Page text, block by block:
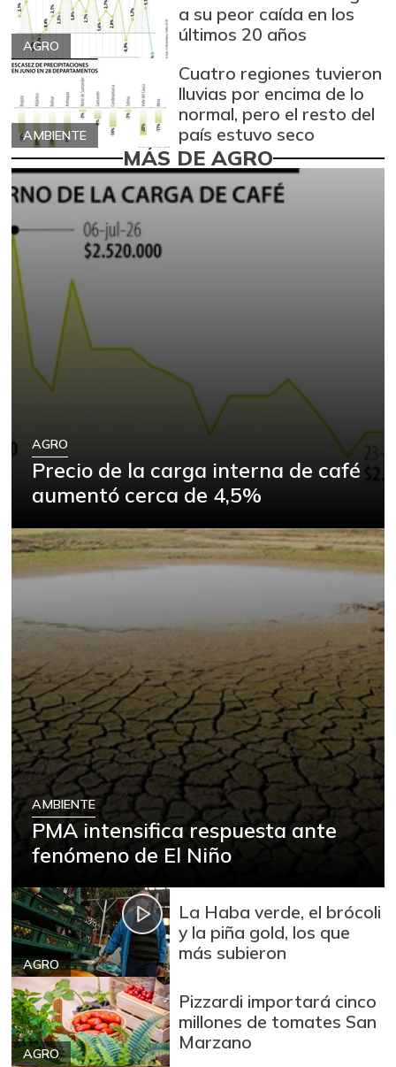
AGRO
a su peor caída en los
últimos 20 años
AMBIENTE
Cuatro regiones tuvieron
lluvias por encima de lo
normal, pero el resto del
país estuvo seco
MÁS DE AGRO
AGRO
Precio de la carga interna de café
aumentó cerca de 4,5%
AMBIENTE
PMA intensifica respuesta ante
fenómeno de El Niño
AGRO
La Haba verde, el brócoli
y la piña gold, los que
más subieron
AGRO
Pizzardi importará cinco
millones de tomates San
Marzano